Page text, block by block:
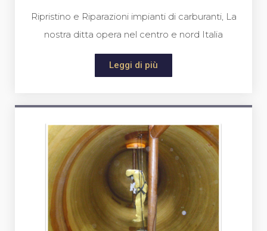
Ripristino e Riparazioni impianti di carburanti, La
nostra ditta opera nel centro e nord Italia
Leggi di più